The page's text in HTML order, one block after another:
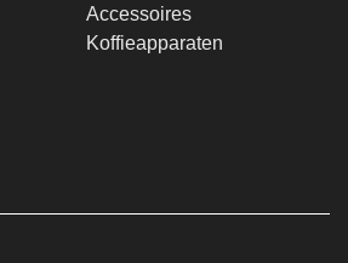
Accessoires
Koffieapparaten